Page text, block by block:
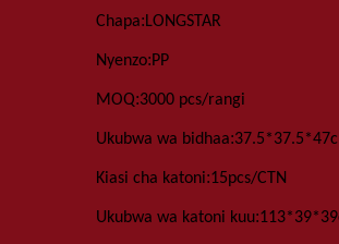
Chapa:LONGSTAR
Nyenzo:PP
MOQ:3000 pcs/rangi
Ukubwa wa bidhaa:37.5*37.5*47
Kiasi cha katoni:15pcs/CTN
Ukubwa wa katoni kuu:113*39*39